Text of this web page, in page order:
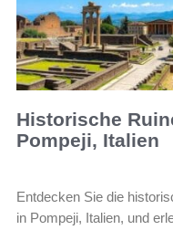
Historische
Pompeji, Italien
Entdecken Sie die
in Pompeji, Italien, und